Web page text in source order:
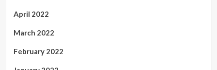
April 2022
March 2022
February 2022